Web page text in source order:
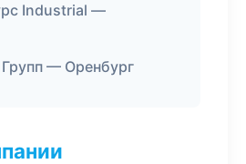
Industrial —
— Оренбург